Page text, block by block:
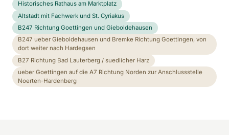
Historisches Rathaus am Marktplatz
Altstadt mit Fachwerk und St. Cyriakus
B247 Richtung Goettingen und Gieboldehausen
B247 ueber Gieboldehausen und Bremke Richtung Goettingen, von
dort weiter nach Hardegsen
B27 Richtung Bad Lauterberg / suedlicher Harz
ueber Goettingen auf die A7 Richtung Norden zur Anschlussstelle
Noerten-Hardenberg